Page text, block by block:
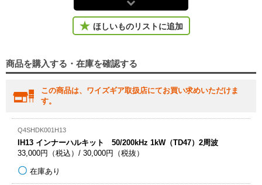
ほしいものリストに追加
商品を購入する・在庫を確認する
この商品は、ワイズギア取扱店にてお買い求めいただけま
す。
Q4SHDK001H13
IH13 インナーハルキット 50/200kHz 1kW（TD47）2周波
33,000円（税込）/ 30,000円（税抜）
在庫あり